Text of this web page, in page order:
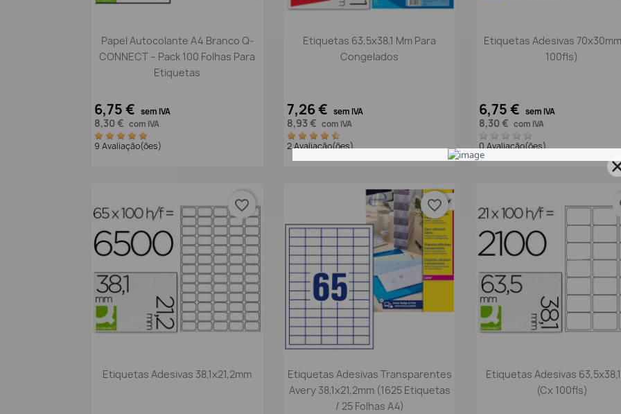
Vista rápida
Papel Autocolante A4 Branco Q-
CONNECT – Pack 100 Folhas Para
Etiquetas
6,75 € sem IVA
8,30 € com IVA
9 Avaliação(ões)
Vista rápida
Etiquetas 63,5x38,1 Mm Para
Congelados
7,26 € sem IVA
8,93 € com IVA
2 Avaliação(ões)
 Vista rápida
Etiquetas Adesivas
100fls)
6,75 € sem IVA
8,30 € com IVA
0 Avaliação(ões)
Vista rápida
Etiquetas Adesivas 38,1x21,2mm
favorite_border
Vista rápida
Etiquetas Adesivas Transparentes
Avery 38,1x21,2mm (1625 Etiquetas
/ 25 Folhas A4)
favorite_border
Vista rápida
Etiquetas Adesivas
(Cx 100fls)